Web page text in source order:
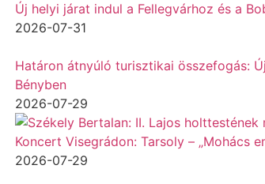
Új helyi járat indul a Fellegvárhoz és a
2026-07-31
Határon átnyúló turisztikai összefogás:
Bényben
2026-07-29
Koncert Visegrádon: Tarsoly – „Mohács
2026-07-29